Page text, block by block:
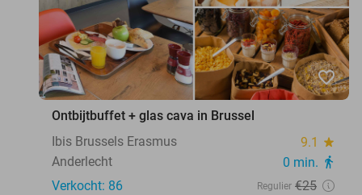
favorite_border
Ontbijtbuffet + glas cava in Brussel
Ibis Brussels Erasmus
9.1 star
Anderlecht 0 min. directions_walk
Verkocht: 86 Regulier €25